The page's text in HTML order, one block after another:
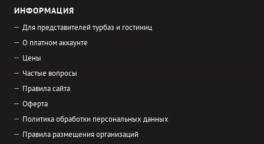
ИНФОРМАЦИЯ
Для представителей турбаз и гостиниц
О платном аккаунте
Цены
Частые вопросы
Правила сайта
Оферта
Политика обработки персональных данных
Правила размещения организаций